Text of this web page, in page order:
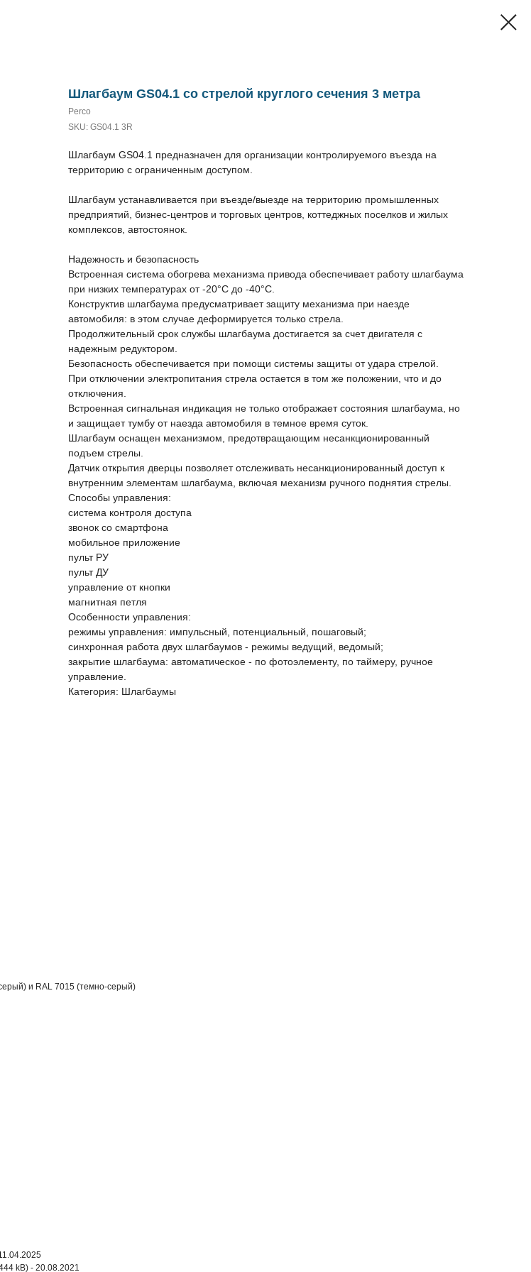
Шлагбаум GS04.1 со стрелой круглого сечения 3 метра
Perco
SKU: GS04.1 3R
Шлагбаум GS04.1 предназначен для организации контролируемого въезда на
территорию с ограниченным доступом.
Шлагбаум устанавливается при въезде/выезде на территорию промышленных
предприятий, бизнес-центров и торговых центров, коттеджных поселков и жилых
комплексов, автостоянок.
Надежность и безопасность
Встроенная система обогрева механизма привода обеспечивает работу шлагбаума
при низких температурах от -20°C до -40°C.
Конструктив шлагбаума предусматривает защиту механизма при наезде
автомобиля: в этом случае деформируется только стрела.
Продолжительный срок службы шлагбаума достигается за счет двигателя с
надежным редуктором.
Безопасность обеспечивается при помощи системы защиты от удара стрелой.
При отключении электропитания стрела остается в том же положении, что и до
отключения.
Встроенная сигнальная индикация не только отображает состояния шлагбаума, но
и защищает тумбу от наезда автомобиля в темное время суток.
Шлагбаум оснащен механизмом, предотвращающим несанкционированный
подъем стрелы.
Датчик открытия дверцы позволяет отслеживать несанкционированный доступ к
внутренним элементам шлагбаума, включая механизм ручного поднятия стрелы.
Способы управления:
система контроля доступа
звонок со смартфона
мобильное приложение
пульт РУ
пульт ДУ
управление от кнопки
магнитная петля
Особенности управления:
режимы управления: импульсный, потенциальный, пошаговый;
синхронная работа двух шлагбаумов - режимы ведущий, ведомый;
закрытие шлагбаума: автоматическое - по фотоэлементу, по таймеру, ручное
управление.
Категория: Шлагбаумы
и RAL 7015 (темно-серый)
kB) - 20.08.2021